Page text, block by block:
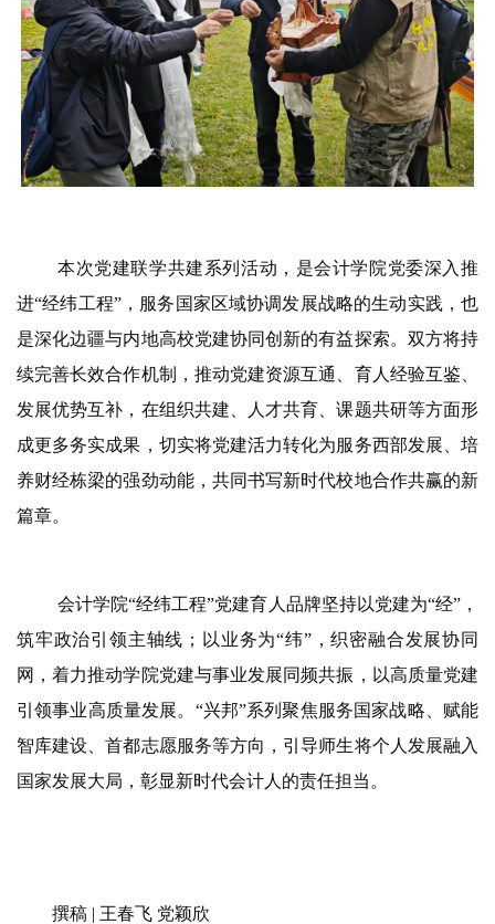
本次党建联学共建系列活动，是会计学院党委深入推
进“经纬工程”，服务国家区域协调发展战略的生动实践，也
是深化边疆与内地高校党建协同创新的有益探索。双方将持
续完善长效合作机制，推动党建资源互通、育人经验互鉴、
发展优势互补，在组织共建、人才共育、课题共研等方面形
成更多务实成果，切实将党建活力转化为服务西部发展、培
养财经栋梁的强劲动能，共同书写新时代校地合作共赢的新
篇章。
会计学院“经纬工程”党建育人品牌坚持以党建为“经”，
筑牢政治引领主轴线；以业务为“纬”，织密融合发展协同
网，着力推动学院党建与事业发展同频共振，以高质量党建
引领事业高质量发展。 “兴邦”系列聚焦服务国家战略、赋能
智库建设、首都志愿服务等方向，引导师生将个人发展融入
国家发展大局，彰显新时代会计人的责任担当。
撰稿 | 王春飞 党颖欣